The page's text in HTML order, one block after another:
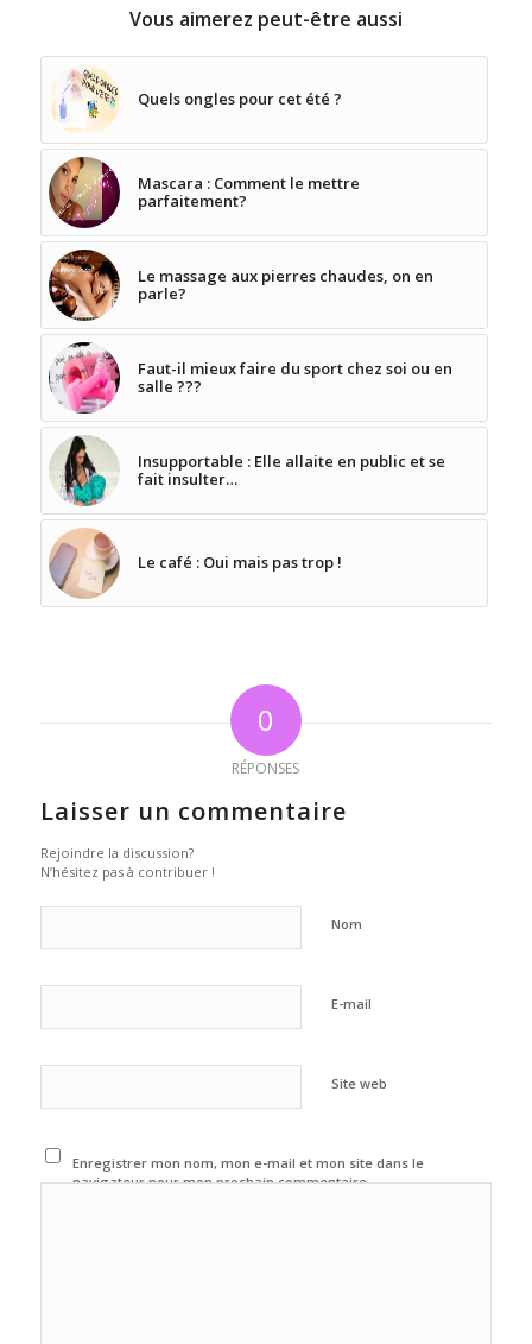
Vous aimerez peut-être aussi
Quels ongles pour cet été ?
Mascara : Comment le mettre
parfaitement?
Le massage aux pierres chaudes, on en
parle?
Faut-il mieux faire du sport chez soi ou en
salle ???
Insupportable : Elle allaite en public et se
fait insulter…
Le café : Oui mais pas trop !
0
RÉPONSES
Laisser un commentaire
Rejoindre la discussion?
N’hésitez pas à contribuer !
Nom
E-mail
Site web
Enregistrer mon nom, mon e-mail et mon site dans le
navigateur pour mon prochain commentaire.